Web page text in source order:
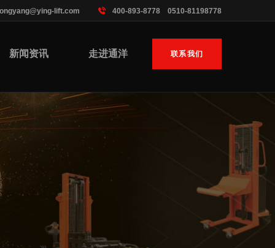
lift.com 400-893-8778 0510-81198778
新闻资讯 走进通洋 联系我们